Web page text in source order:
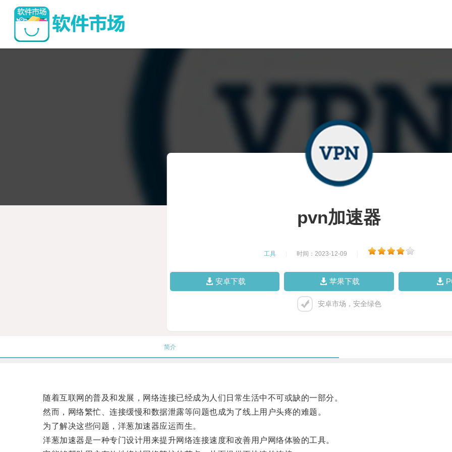
pvn加速器
工具 时间：2023-12-09
安卓下载 苹果下载
安卓市场，安全绿色
简介
随着互联网的普及和发展，网络连接已经成为人们日常生活中不可或缺的一部分。
然而，网络繁忙、连接缓慢和数据泄露等问题也成为了线上用户头疼的难题。
为了解决这些问题，洋葱加速器应运而生。
洋葱加速器是一种专门设计用来提升网络连接速度和改善用户网络体验的工具。